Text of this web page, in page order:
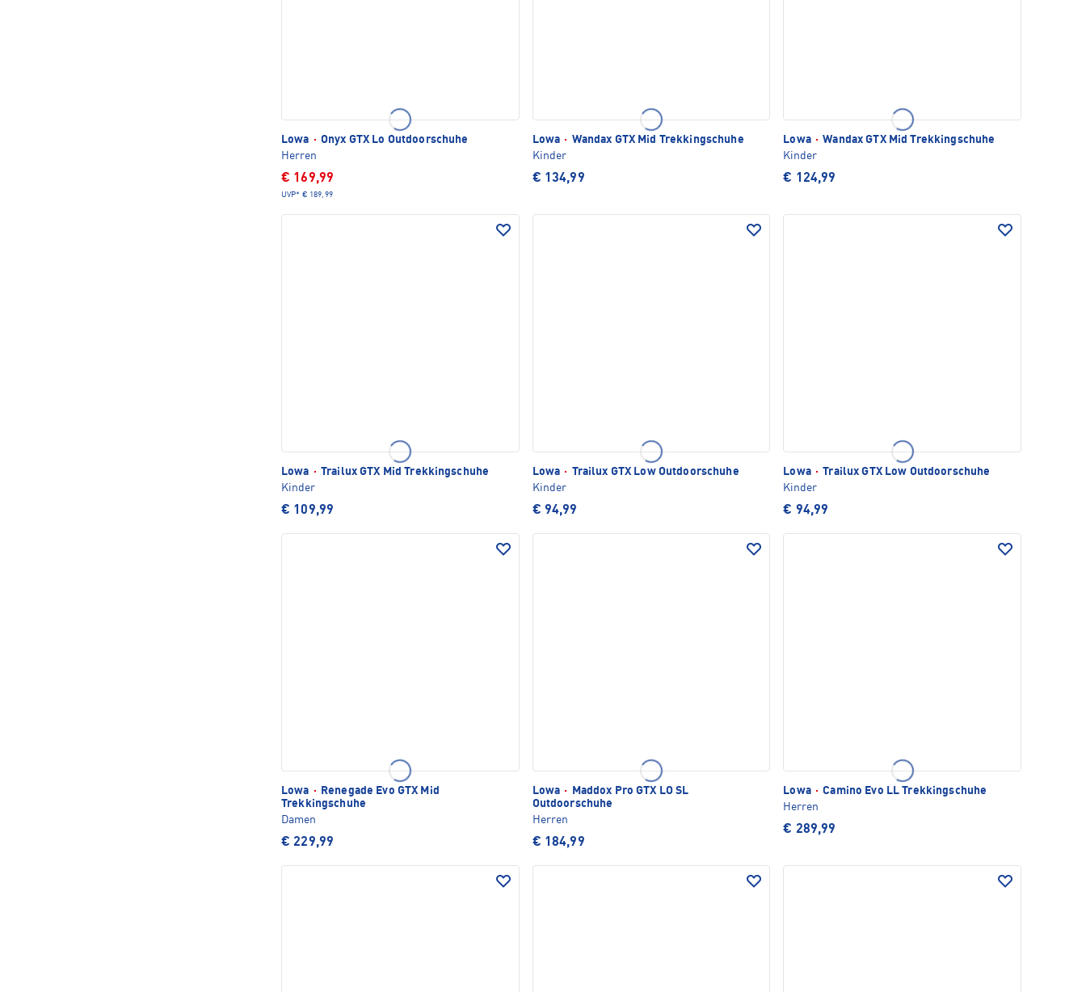
Lowa · Onyx GTX Lo Outdoorschuhe
Herren
€ 169,99
UVP* € 189,99
Lowa · Wandax GTX Mid Trekkingschuhe
Kinder
€ 134,99
Lowa · Wandax GTX Mid Trekkingschuhe
Kinder
€ 124,99
Lowa · Trailux GTX Mid Trekkingschuhe
Kinder
€ 109,99
Lowa · Trailux GTX Low Outdoorschuhe
Kinder
€ 94,99
Lowa · Trailux GTX Low Outdoorschuhe
Kinder
€ 94,99
Lowa ·
Renegade Evo GTX Mid
Trekkingschuhe
Damen
€ 229,99
Lowa ·
Maddox Pro GTX LO SL
Outdoorschuhe
Herren
€ 184,99
Lowa · Camino Evo LL Trekkingschuhe
Herren
€ 289,99